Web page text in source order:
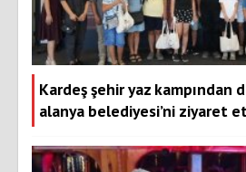
Kardeş şehir yaz kampından
alanya belediyesi’ni ziyaret